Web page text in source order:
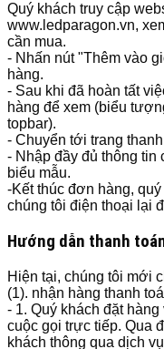
Quý khách truy cập
www.ledparagon.vn,
cần mua.
- Nhấn nút "Thêm vào
hàng.
- Sau khi đã hoàn tất
hàng để xem (biểu
topbar).
- Chuyển tới trang
- Nhập đầy đủ thông tin
biểu mẫu.
-Kết thúc đơn hàng,
chúng tôi điện thoại lại
Hướng dẫn thanh
Hiện tại, chúng tôi mới
(1). nhận hàng thanh
- 1. Quý khách đặt
cuộc gọi trực tiếp. Qua
khách thông qua dịch